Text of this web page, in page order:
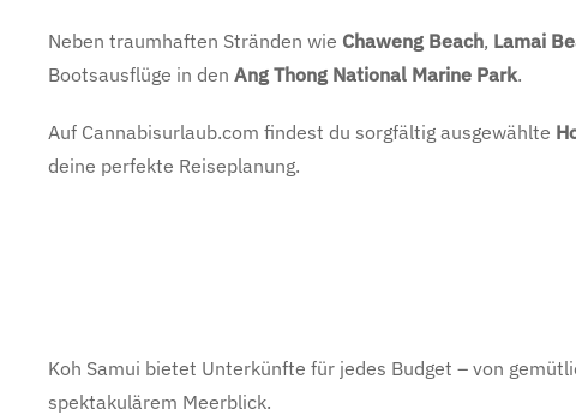
Neben traumhaften Stränden wie Chaweng Beach, Lamai
Bootsausflüge in den Ang Thong National Marine Park.
Auf Cannabisurlaub.com findest du sorgfältig ausgewählte
deine perfekte Reiseplanung.
Koh Samui bietet Unterkünfte für jedes Budget – von
spektakulärem Meerblick.